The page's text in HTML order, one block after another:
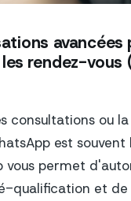
avancées
rendez-vous
consultations ou
est souvent
vous permet
qualification et de